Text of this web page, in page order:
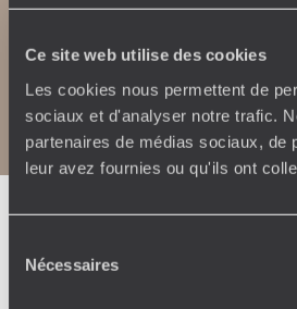
Ce site web utilise des cookies
Les cookies nous permettent de
sociaux et d'analyser notre trafic.
partenaires de médias sociaux,
leur avez fournies ou qu'ils ont
Nécessaires
CopyrightsPlan
Politique de confidentialité
Notice légale et